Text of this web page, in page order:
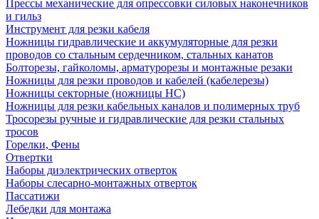
Прессы механические для опрессовки силовых наконечников
и гильз
Инструмент для резки кабеля
Ножницы гидравлические и аккумуляторные для резки
проводов со стальным сердечником, стальных канатов
Болторезы, гайколомы, арматурорезы и монтажные резаки
Ножницы для резки проводов и кабелей (кабелерезы)
Ножницы секторные (ножницы НС)
Ножницы для резки кабельных каналов и полимерных труб
Тросорезы ручные и гидравлические для резки стальных
тросов
Горелки, Фены
Отвертки
Наборы диэлектрических отверток
Наборы слесарно-монтажных отверток
Пассатижи
Лебедки для монтажа